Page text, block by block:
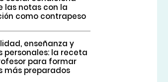
las notas con la
como contrapeso
enseñanza y
personales: la receta
para formar
más preparados